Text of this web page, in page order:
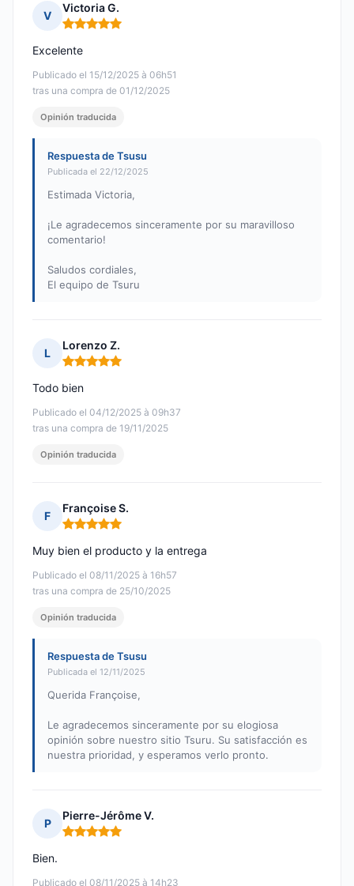
V
Victoria G.
Nota: 5 de 5
Publicado el 15/12/2025 à 06h51
tras una compra de 01/12/2025
Excelente
Opinión traducida
Respuesta de Tsusu
Publicada el 22/12/2025
Estimada Victoria,
¡Le agradecemos sinceramente por su maravilloso
comentario!
Saludos cordiales,
El equipo de Tsuru
L
Lorenzo Z.
Nota: 5 de 5
Publicado el 04/12/2025 à 09h37
tras una compra de 19/11/2025
Todo bien
Opinión traducida
F
Françoise S.
Nota: 5 de 5
Publicado el 08/11/2025 à 16h57
tras una compra de 25/10/2025
Muy bien el producto y la entrega
Opinión traducida
Respuesta de Tsusu
Publicada el 12/11/2025
Querida Françoise,
Le agradecemos sinceramente por su elogiosa
opinión sobre nuestro sitio Tsuru. Su satisfacción es
nuestra prioridad, y esperamos verlo pronto.
P
Pierre-Jérôme V.
Nota: 5 de 5
Publicado el 08/11/2025 à 14h23
Bien.